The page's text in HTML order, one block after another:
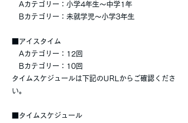
Aカテゴリー：小学4年生〜中学1年
Bカテゴリー：未就学児〜小学3年生
■アイスタイム
Aカテゴリー：12回
Bカテゴリー：10回
タイムスケジュールは下記のURLからご確認くださ
い。
■タイムスケジュール